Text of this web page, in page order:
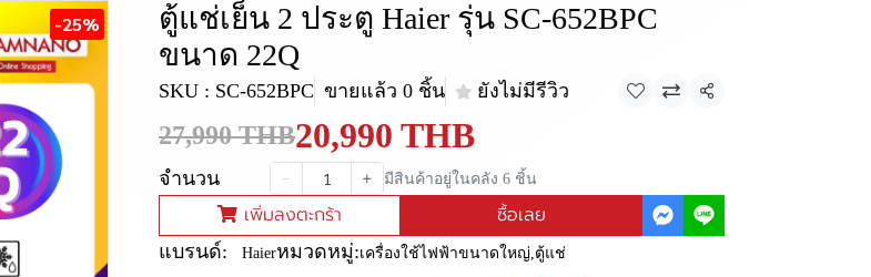
-25%
ตู้แช่เย็น 2 ประตู Haier รุ่น SC-652BPC
ขนาด 22Q
SKU : SC-652BPC ขายแล้ว 0 ชิ้น ยังไม่มีรีวิว แชร์
27,990 THB20,990 THB
จำนวน มีสินค้าอยู่ในคลัง 6 ชิ้น
เพิ่มลงตะกร้า ซื้อเลย
แบรนด์: Haierหมวดหมู่:เครื่องใช้ไฟฟ้าขนาดใหญ่,ตู้แช่